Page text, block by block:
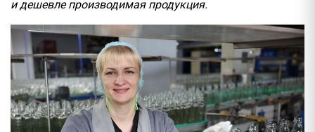
и дешевле производимая продукция.